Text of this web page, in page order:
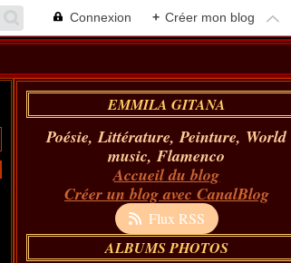
Connexion + Créer mon blog
EMMILA GITANA
Poésie, Littérature, Peinture, World
music, Flamenco
Accueil du blog
Créer un blog avec CanalBlog
Flux RSS
ALBUMS PHOTOS